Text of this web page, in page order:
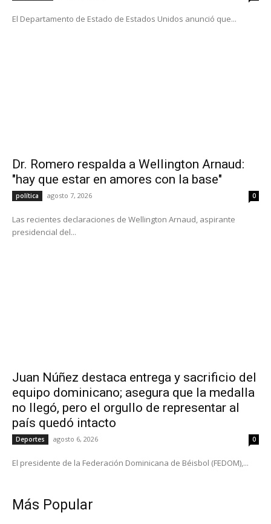
El Departamento de Estado de Estados Unidos anunció que...
Dr. Romero respalda a Wellington Arnaud:
"hay que estar en amores con la base"
política agosto 7, 2026 0
Las recientes declaraciones de Wellington Arnaud, aspirante
presidencial del...
Juan Núñez destaca entrega y sacrificio del
equipo dominicano; asegura que la medalla
no llegó, pero el orgullo de representar al
país quedó intacto
Deportes agosto 6, 2026 0
El presidente de la Federación Dominicana de Béisbol (FEDOM),...
Más Popular